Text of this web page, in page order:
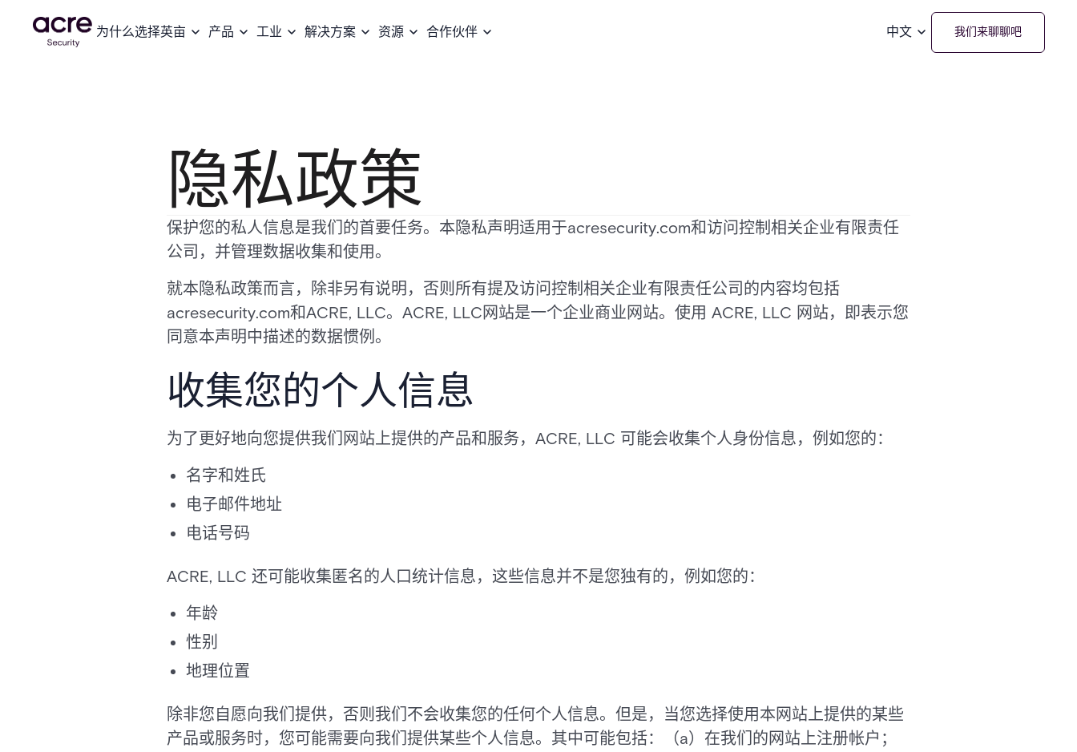
为什么选择英亩 产品 工业 解决方案 资源 合作伙伴 中文 我们来聊聊吧
隐私政策
保护您的私人信息是我们的首要任务。本隐私声明适用于acresecurity.com和访问控制相关企业有限责任
公司，并管理数据收集和使用。
就本隐私政策而言，除非另有说明，否则所有提及访问控制相关企业有限责任公司的内容均包括
acresecurity.com和ACRE, LLC。ACRE, LLC网站是一个企业商业网站。使用 ACRE, LLC 网站，即表示您
同意本声明中描述的数据惯例。
收集您的个人信息
为了更好地向您提供我们网站上提供的产品和服务，ACRE, LLC 可能会收集个人身份信息，例如您的：
名字和姓氏
电子邮件地址
电话号码
ACRE, LLC 还可能收集匿名的人口统计信息，这些信息并不是您独有的，例如您的：
年龄
性别
地理位置
除非您自愿向我们提供，否则我们不会收集您的任何个人信息。但是，当您选择使用本网站上提供的某些
产品或服务时，您可能需要向我们提供某些个人信息。其中可能包括：（a）在我们的网站上注册帐户；